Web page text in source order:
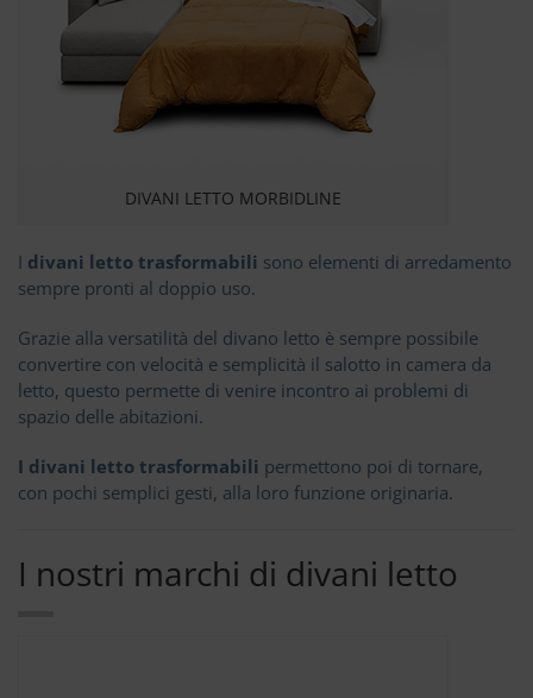
DIVANI LETTO MORBIDLINE
I divani letto trasformabili sono elementi di arredamento
sempre pronti al doppio uso.
Grazie alla versatilità del divano letto è sempre possibile
convertire con velocità e semplicità il salotto in camera da
letto, questo permette di venire incontro ai problemi di
spazio delle abitazioni.
I divani letto trasformabili permettono poi di tornare,
con pochi semplici gesti, alla loro funzione originaria.
I nostri marchi di divani letto